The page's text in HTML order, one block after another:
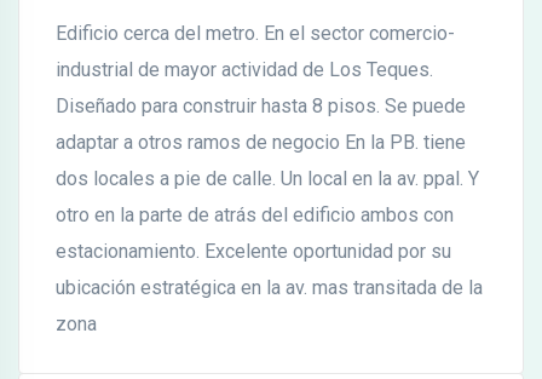
Edificio cerca del metro. En el sector comercio-
industrial de mayor actividad de Los Teques.
Diseñado para construir hasta 8 pisos. Se puede
adaptar a otros ramos de negocio En la PB. tiene
dos locales a pie de calle. Un local en la av. ppal. Y
otro en la parte de atrás del edificio ambos con
estacionamiento. Excelente oportunidad por su
ubicación estratégica en la av. mas transitada de la
zona